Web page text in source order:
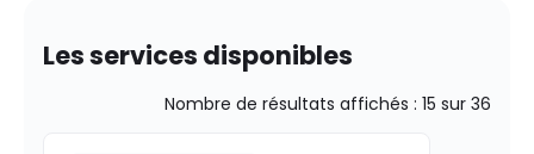
Les services disponibles
Nombre de résultats affichés : 15 sur 36